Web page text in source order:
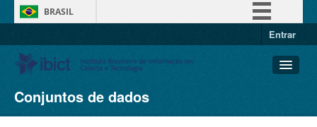
BRASIL
Entrar
Conjuntos de dados
Organizações
Conjuntos de dados